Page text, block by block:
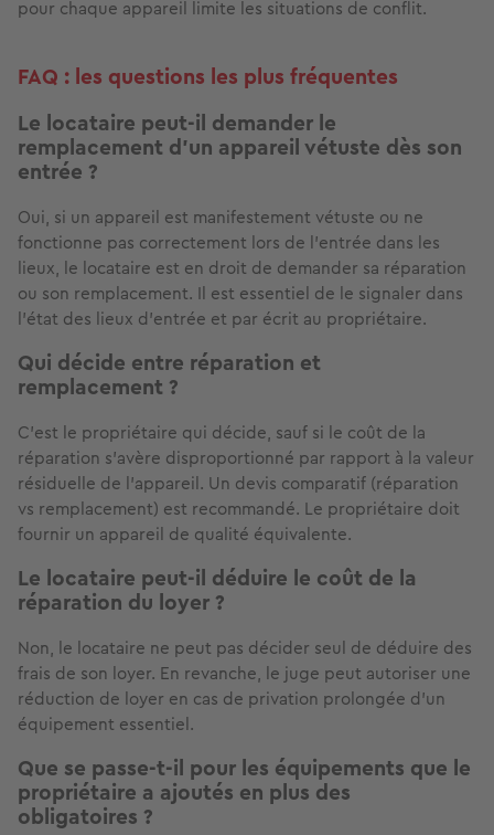
pour chaque appareil limite les situations de conflit.
FAQ : les questions les plus fréquentes
Le locataire peut-il demander le
remplacement d'un appareil vétuste dès son
entrée ?
Oui, si un appareil est manifestement vétuste ou ne
fonctionne pas correctement lors de l'entrée dans les
lieux, le locataire est en droit de demander sa réparation
ou son remplacement. Il est essentiel de le signaler dans
l'état des lieux d'entrée et par écrit au propriétaire.
Qui décide entre réparation et
remplacement ?
C'est le propriétaire qui décide, sauf si le coût de la
réparation s'avère disproportionné par rapport à la valeur
résiduelle de l'appareil. Un devis comparatif (réparation
vs remplacement) est recommandé. Le propriétaire doit
fournir un appareil de qualité équivalente.
Le locataire peut-il déduire le coût de la
réparation du loyer ?
Non, le locataire ne peut pas décider seul de déduire des
frais de son loyer. En revanche, le juge peut autoriser une
réduction de loyer en cas de privation prolongée d'un
équipement essentiel.
Que se passe-t-il pour les équipements que le
propriétaire a ajoutés en plus des
obligatoires ?